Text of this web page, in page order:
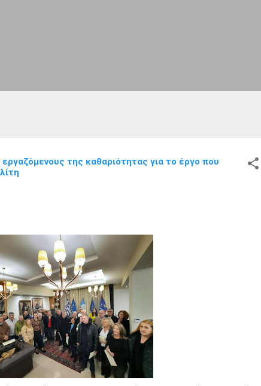
της καθαριότητας για το έργο που